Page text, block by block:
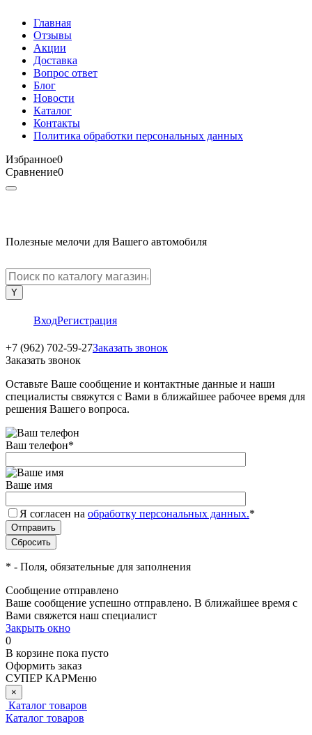
Главная
Отзывы
Акции
Доставка
Вопрос ответ
Блог
Новости
Каталог
Контакты
Политика обработки персональных данных
Избранное0
Сравнение0
Полезные мелочи для Вашего автомобиля
ВходРегистрация
+7 (962) 702-59-27Заказать звонок
Заказать звонок
Оставьте Ваше сообщение и контактные данные и наши
специалисты свяжутся с Вами в ближайшее рабочее время для
решения Вашего вопроса.
Ваш телефон*
Ваше имя
Я согласен на обработку персональных данных.*
* - Поля, обязательные для заполнения
Сообщение отправлено
Ваше сообщение успешно отправлено. В ближайшее время с
Вами свяжется наш специалист
Закрыть окно
0
В корзине пока пусто
Оформить заказ
СУПЕР КАРМеню
×
Каталог товаров
Каталог товаров